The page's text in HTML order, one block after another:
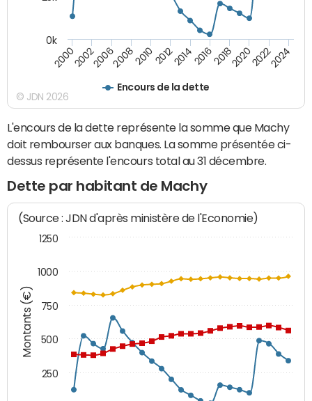
Encours de la dette
200020022006200820102012201420162018202020222024
0k
© JDN 2026
L'encours de la dette représente la somme que Machy
doit rembourser aux banques. La somme présentée ci-
dessus représente l'encours total au 31 décembre.
Dette par habitant de Machy
Montants (€)
(Source : JDN d'après ministère de l'Economie)
250
500
750
1000
1250